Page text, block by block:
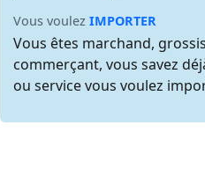
Vous voulez IMPORTER
Vous êtes marchand,
commerçant, vous savez
ou service vous voulez